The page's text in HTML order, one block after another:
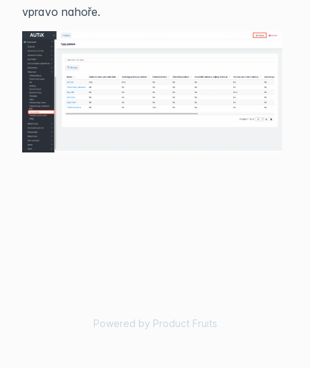
vpravo nahoře.
Powered by Product Fruits